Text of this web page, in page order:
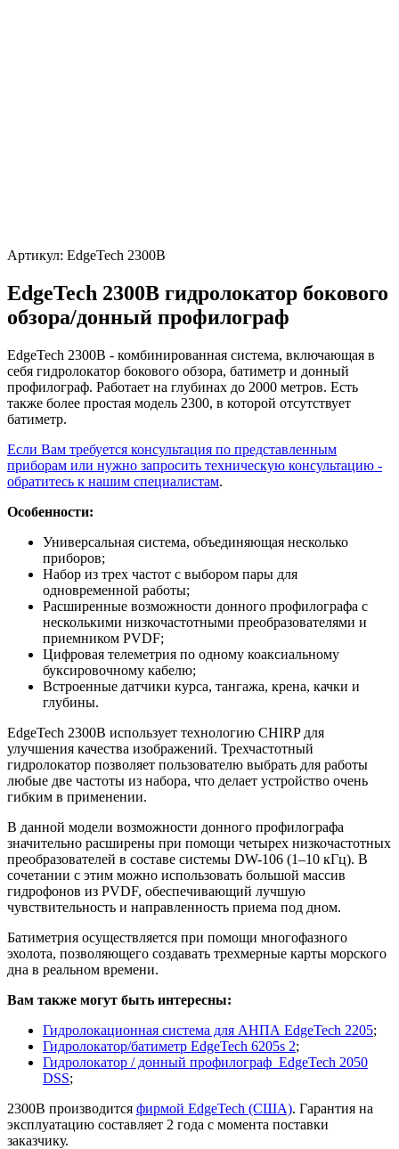
Артикул: EdgeTech 2300B
EdgeTech 2300B гидролокатор бокового
обзора/донный профилограф
EdgeTech 2300B - комбинированная система, включающая в
себя гидролокатор бокового обзора, батиметр и донный
профилограф. Работает на глубинах до 2000 метров. Есть
также более простая модель 2300, в которой отсутствует
батиметр.
Если Вам требуется консультация по представленным
приборам или нужно запросить техническую консультацию -
обратитесь к нашим специалистам.
Особенности:
Универсальная система, объединяющая несколько
приборов;
Набор из трех частот с выбором пары для
одновременной работы;
Расширенные возможности донного профилографа с
несколькими низкочастотными преобразователями и
приемником PVDF;
Цифровая телеметрия по одному коаксиальному
буксировочному кабелю;
Встроенные датчики курса, тангажа, крена, качки и
глубины.
EdgeTech 2300B использует технологию CHIRP для
улучшения качества изображений. Трехчастотный
гидролокатор позволяет пользователю выбрать для работы
любые две частоты из набора, что делает устройство очень
гибким в применении.
В данной модели возможности донного профилографа
значительно расширены при помощи четырех низкочастотных
преобразователей в составе системы DW-106 (1–10 кГц). В
сочетании с этим можно использовать большой массив
гидрофонов из PVDF, обеспечивающий лучшую
чувствительность и направленность приема под дном.
Батиметрия осуществляется при помощи многофазного
эхолота, позволяющего создавать трехмерные карты морского
дна в реальном времени.
Вам также могут быть интересны:
Гидролокационная система для АНПА EdgeTech 2205;
Гидролокатор/батиметр EdgeTech 6205s 2;
Гидролокатор / донный профилограф EdgeTech 2050
DSS;
2300B производится фирмой EdgeTech (США). Гарантия на
эксплуатацию составляет 2 года с момента поставки
заказчику.